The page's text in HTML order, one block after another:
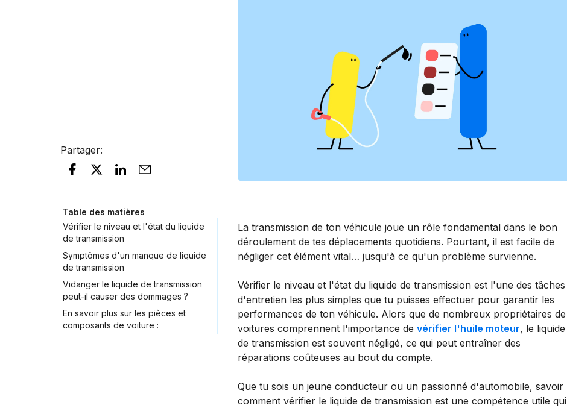
Partager:
Table des matières
Vérifier le niveau et l'état du liquide
de transmission
Symptômes d'un manque de liquide
de transmission
Vidanger le liquide de transmission
peut-il causer des dommages ?
En savoir plus sur les pièces et
composants de voiture :
La transmission de ton véhicule joue un rôle fondamental dans le bon
déroulement de tes déplacements quotidiens. Pourtant, il est facile de
négliger cet élément vital… jusqu'à ce qu'un problème survienne.
Vérifier le niveau et l'état du liquide de transmission est l'une des tâches
d'entretien les plus simples que tu puisses effectuer pour garantir les
performances de ton véhicule. Alors que de nombreux propriétaires de
voitures comprennent l'importance de vérifier l'huile moteur, le liquide
de transmission est souvent négligé, ce qui peut entraîner des
réparations coûteuses au bout du compte.
Que tu sois un jeune conducteur ou un passionné d'automobile, savoir
comment vérifier le liquide de transmission est une compétence utile qui